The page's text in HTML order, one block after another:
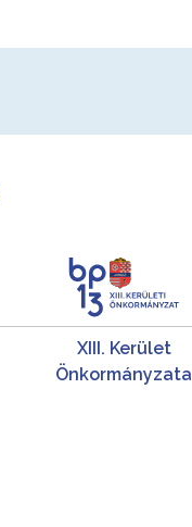
XIII. Kerület
Önkormányzata